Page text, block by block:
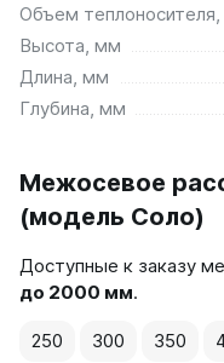
Объем теплоносителя,
Высота, мм
Длина, мм
Глубина, мм
Межосевое
(модель Соло)
Доступные к заказу
до 2000 мм.
250 300 350